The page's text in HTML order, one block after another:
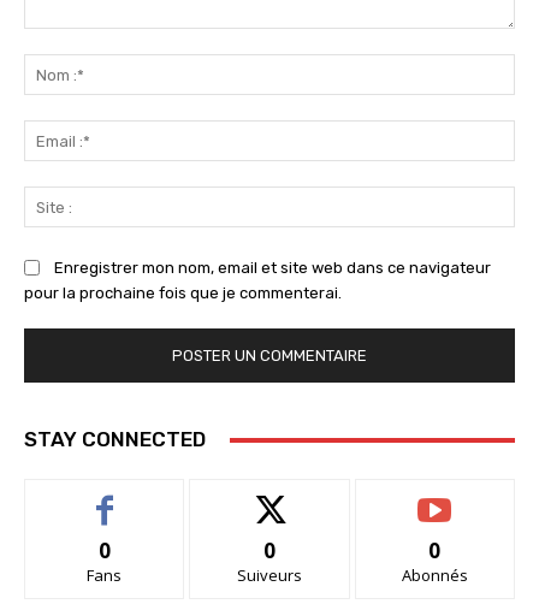
:*
:*
:
Enregistrer mon nom, email et site web dans ce navigateur
pour la prochaine fois que je commenterai.
STAY CONNECTED
0
Fans
0
Suiveurs
0
Abonnés